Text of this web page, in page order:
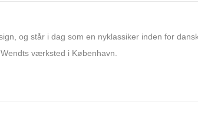
og står i dag som en nyklassiker inden for
værksted i København.